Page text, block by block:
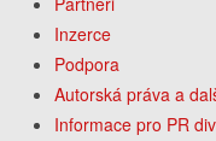
Inzerce
Podpora
Autorská práva a
Informace pro PR